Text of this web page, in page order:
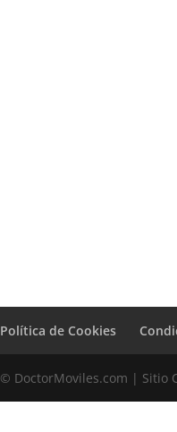
Política de Cookies
© DoctorMoviles.com | Sitio